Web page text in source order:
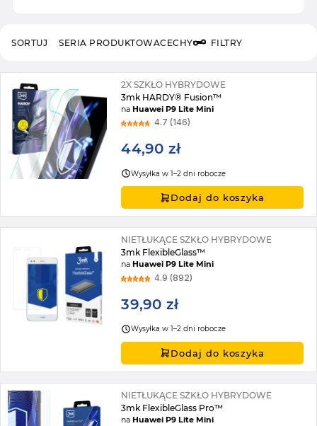
SERIA PRODUKTOWACECHY FILTRY
SORTUJ
2X SZKŁO HYBRYDOWE
3mk HARDY® Fusion™
naHuawei P9 Lite Mini
4.7 (146)
44,90 zł
Wysyłka w 1–2 dni robocze
Dodaj do koszyka
NIETŁUKĄCE SZKŁO HYBRYDOWE
3mk FlexibleGlass™
naHuawei P9 Lite Mini
4.9 (892)
39,90 zł
Wysyłka w 1–2 dni robocze
Dodaj do koszyka
NIETŁUKĄCE SZKŁO HYBRYDOWE
3mk FlexibleGlass Pro™
naHuawei P9 Lite Mini